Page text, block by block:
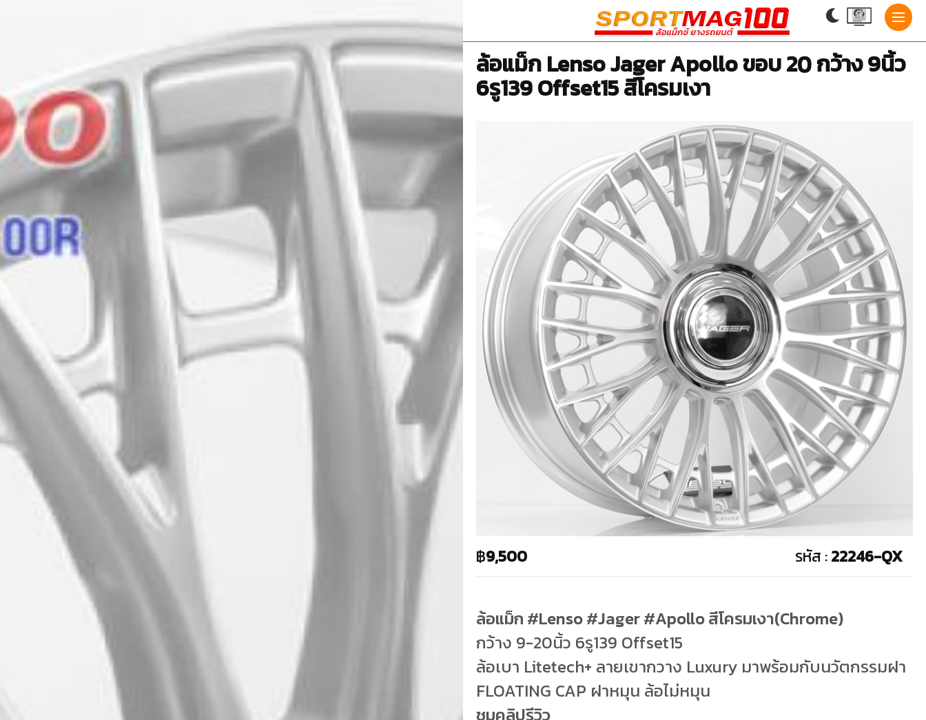
ล้อแม็ก Lenso Jager Apollo ขอบ 20 กว้าง 9นิ้ว
6รู139 Offset15 สีโครมเงา
฿9,500 รหัส :22246-QX
ล้อแม็ก #Lenso #Jager #Apollo สีโครมเงา(Chrome)
กว้าง 9-20นิ้ว 6รู139 Offset15
ล้อเบา Litetech+ ลายเขากวาง Luxury มาพร้อมกับนวัตกรรมฝา
FLOATING CAP ฝาหมุน ล้อไม่หมุน
ชมคลิปรีวิว